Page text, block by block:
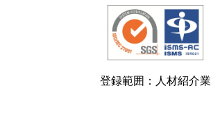
登録範囲：人材紹介業